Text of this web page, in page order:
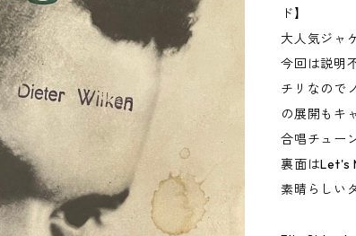
ド】
大人気ジャ
今回は説明
チリなので
の展開もキ
合唱チュー
裏面はLet's
素晴らしい